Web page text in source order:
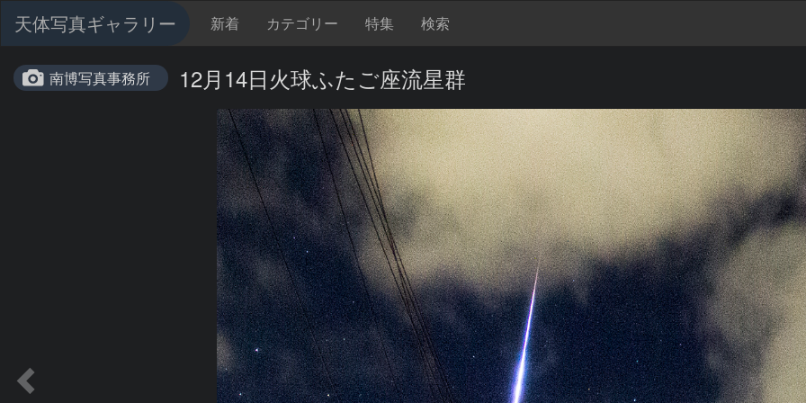
天体写真ギャラリー 新着 カテゴリー 特集 検索
南博写真事務所 12月14日火球ふたご座流星群